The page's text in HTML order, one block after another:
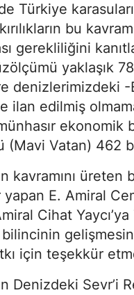
Türkiye
bu
gerekliliğini
yaklaşık
denizlerimizdeki -
ilan edilmiş
ekonomik
(Mavi Vatan) 462
kavramını üreten
yapan E. Amiral
Cihat
için teşekkür
Denizdeki Sevr’i